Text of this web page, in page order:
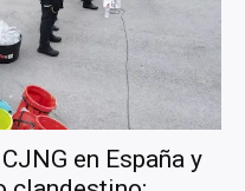
en España y